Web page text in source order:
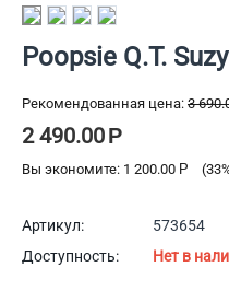
Poopsie Q.T.
Рекомендованная цена: 3
2 490.00Р
Вы экономите: 1 200.00 Р (33
Артикул:
573654
Доступность:
Нет в